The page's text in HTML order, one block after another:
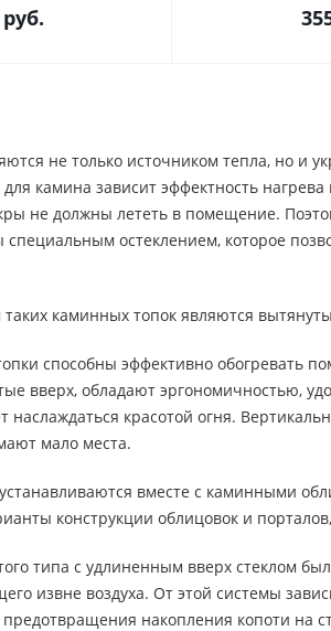
не только источником тепла, но и
камина зависит эффектность
не должны лететь в помещение.
остеклением, которое
каминных топок являются
способны эффективно обогревать
вверх, обладают эргономичностью,
наслаждаться красотой огня.
мало места.
вместе с каминными
конструкции облицовок и
типа с удлиненным вверх стеклом
извне воздуха. От этой системы
накопления копоти на